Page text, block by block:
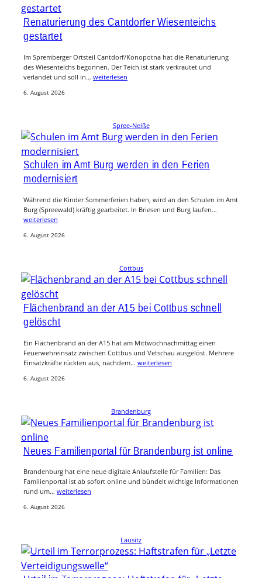
Renaturierung des Cantdorfer Wiesenteichs
gestartet
Im Spremberger Ortsteil Cantdorf/Konopotna hat die Renaturierung
des Wiesenteichs begonnen. Der Teich ist stark verkrautet und
verlandet und soll in… weiterlesen
6. August 2026
Spree-Neiße
Schulen im Amt Burg werden in den Ferien
modernisiert
Während die Kinder Sommerferien haben, wird an den Schulen im Amt
Burg (Spreewald) kräftig gearbeitet. In Briesen und Burg laufen…
weiterlesen
6. August 2026
Cottbus
Flächenbrand an der A15 bei Cottbus schnell
gelöscht
Ein Flächenbrand an der A15 hat am Mittwochnachmittag einen
Feuerwehreinsatz zwischen Cottbus und Vetschau ausgelöst. Mehrere
Einsatzkräfte rückten aus, nachdem… weiterlesen
6. August 2026
Brandenburg
Neues Familienportal für Brandenburg ist online
Brandenburg hat eine neue digitale Anlaufstelle für Familien: Das
Familienportal ist ab sofort online und bündelt wichtige Informationen
rund um… weiterlesen
6. August 2026
Lausitz